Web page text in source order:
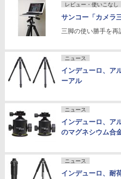
レビュー・使いこなし
サンコー「カメラ
三脚の使い勝手を再
ニュース
インデューロ、ア
ーアル
ニュース
インデューロ、ア
のマグネシウム合
ニュース
インデューロ、耐